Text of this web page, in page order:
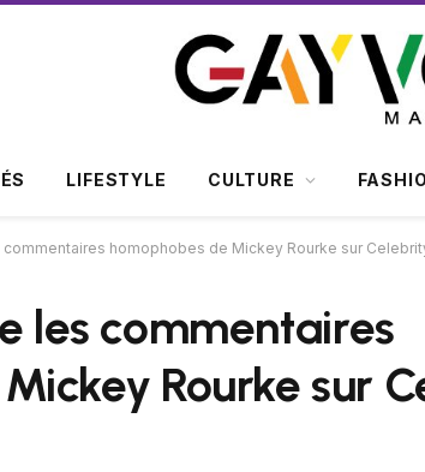
LIFESTYLE CULTURE
homophobes de Mickey Rourke sur
les commentaires
Rourke sur